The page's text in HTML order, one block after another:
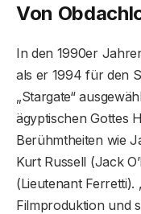
Von
In den 1990er
als er 1994 für den
„Stargate“
ägyptischen Gottes
Berühmtheiten wie
Kurt Russell (Jack
(Lieutenant Ferretti).
Filmproduktion und